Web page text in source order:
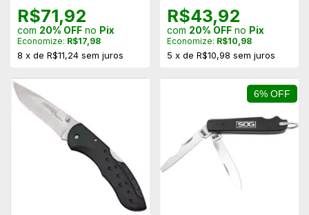
R$71,92
com 20% OFF no Pix
Economize: R$17,98
8 x de R$11,24 sem juros
R$43,92
com 20% OFFno Pix
Economize: R$10,98
5 x de R$10,98 sem juros
6% OFF